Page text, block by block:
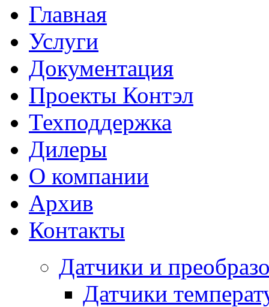
Главная
Услуги
Документация
Проекты Контэл
Техподдержка
Дилеры
О компании
Архив
Контакты
Датчики и
Датчики